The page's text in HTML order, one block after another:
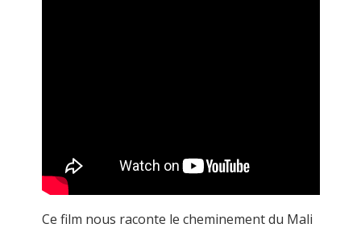
Ce film nous raconte le cheminement du Mali